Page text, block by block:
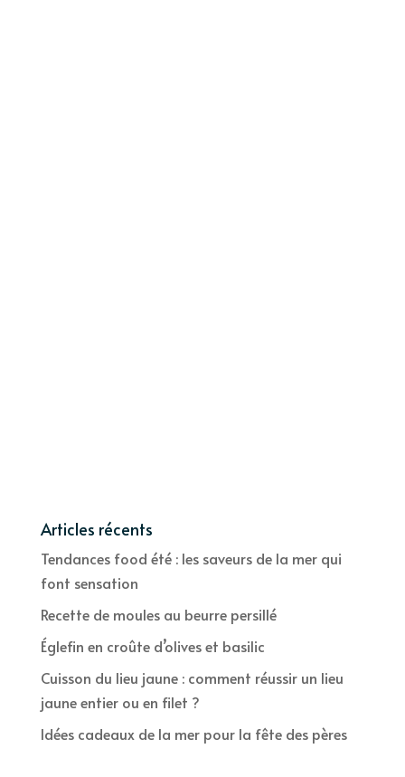
Articles récents
Tendances food été : les saveurs de la mer qui
font sensation
Recette de moules au beurre persillé
Églefin en croûte d’olives et basilic
Cuisson du lieu jaune : comment réussir un lieu
jaune entier ou en filet ?
Idées cadeaux de la mer pour la fête des pères